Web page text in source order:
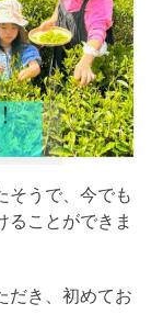
そうで、今でも
ることができま
だき、初めてお